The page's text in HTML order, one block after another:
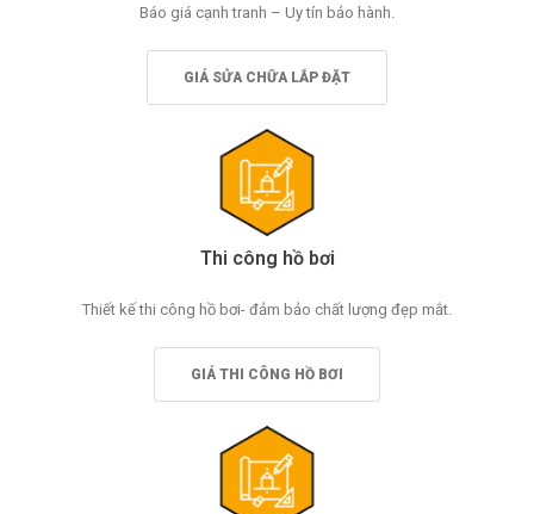
Báo giá cạnh tranh – Uy tín bảo hành.
GIÁ SỬA CHỮA LẮP ĐẶT
Thi công hồ bơi
Thiết kế thi công hồ bơi- đảm bảo chất lượng đẹp mắt.
GIÁ THI CÔNG HỒ BƠI